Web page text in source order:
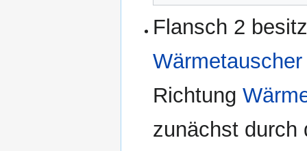
Flansch 2
Wärmetauscher
Richtung
zunächst